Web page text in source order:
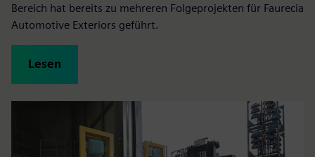
Bereich hat bereits zu mehreren Folgeprojekten für Faurecia
Automotive Exteriors geführt.
Lesen